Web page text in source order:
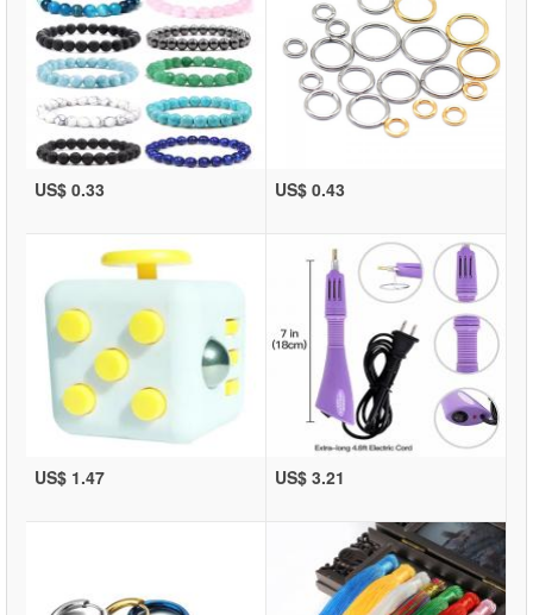
US$ 0.33 US$ 0.43
US$ 1.47 US$ 3.21